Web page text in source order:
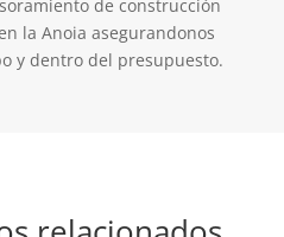
de construcción
la Anoia asegurandonos
y dentro del presupuesto.